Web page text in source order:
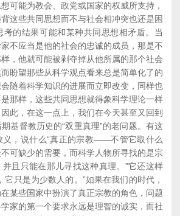
可能为教会、政党或国家的权威所支持，
这些共同思想而不与社会相冲突也还是困
考的结果可能和某种共同思想相矛盾。当
不应当是他的社会的忠诚的成员，那是不
，他就可能被剥夺掉从他所属的那个社会
盼望那些从科学观点看来总是简单化了的
随着科学知识的进展而立即改变，同样也
那样，这些共同思想就得象科学理论一样
此，在这一点上，我们在今天甚至又回到
基督教历史的“双重真理”的老问题。有这
义，说什么“真正的宗教——不管它取什么
可缺少的需要，而科学人物所寻找的是宗
且只能在那儿寻找这种真理。”它还这样
它只是为少数人的。”如果在我们的时代，
某些国家中扮演了真正宗教的角色，问题
家的第一个要求永远是理智的诚实，而社